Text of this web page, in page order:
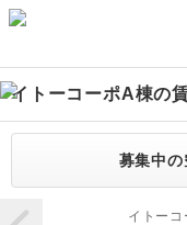
イトーコーポA棟の
募集中
イトー